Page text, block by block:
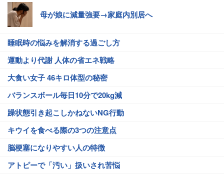
母が娘に減量強要→家庭内別居へ
睡眠時の悩みを解消する過ごし方
運動より代謝 人体の省エネ戦略
大食い女子 46キロ体型の秘密
バランスボール毎日10分で20kg減
躁状態引き起こしかねないNG行動
キウイを食べる際の3つの注意点
脳梗塞になりやすい人の特徴
アトピーで「汚い」扱いされ苦悩